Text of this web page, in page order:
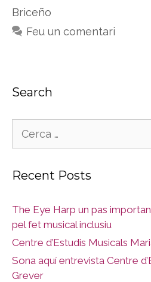
Briceño
Feu un comentari
Search
Recent Posts
The Eye Harp un pas
pel fet musical inclusiu
Centre d’Estudis Musicals
Sona aquí entrevista Centre
Grever